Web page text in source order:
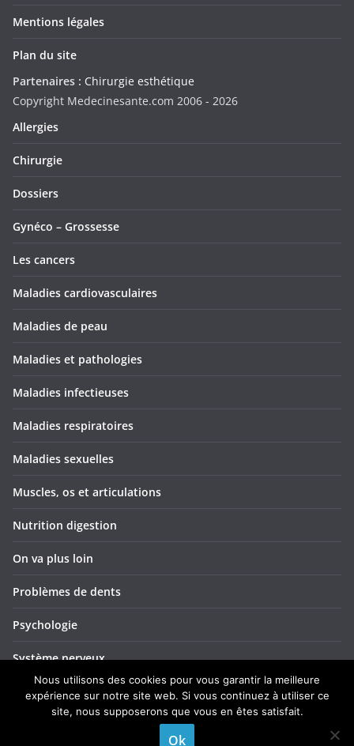
Mentions légales
Plan du site
Partenaires : Chirurgie esthétique
Copyright Medecinesante.com 2006 - 2026
Allergies
Chirurgie
Dossiers
Gynéco – Grossesse
Les cancers
Maladies cardiovasculaires
Maladies de peau
Maladies et pathologies
Maladies infectieuses
Maladies respiratoires
Maladies sexuelles
Muscles, os et articulations
Nutrition digestion
On va plus loin
Problèmes de dents
Psychologie
Système nerveux
Troubles ORL
Nous utilisons des cookies pour vous garantir la meilleure
expérience sur notre site web. Si vous continuez à utiliser ce
site, nous supposerons que vous en êtes satisfait.
Ok